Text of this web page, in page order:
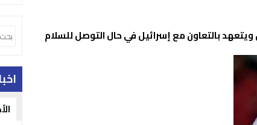
بالتعاون مع إسرائيل في حال التوصل للسلام